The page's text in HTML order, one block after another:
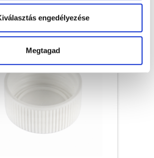
engedélyezése
Megtagad
Stck. KORB